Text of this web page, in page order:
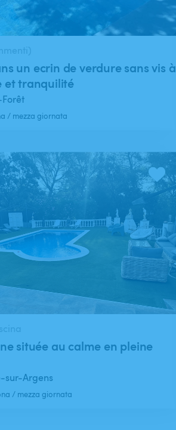
un ecrin de verdure sans vis à
et tranquilité
/ mezza giornata
située au calme en pleine
sur-Argens
/ mezza giornata